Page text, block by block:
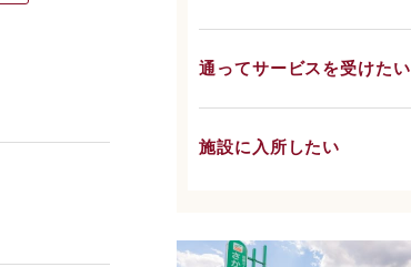
通ってサービスを受けたい
施設に入所したい